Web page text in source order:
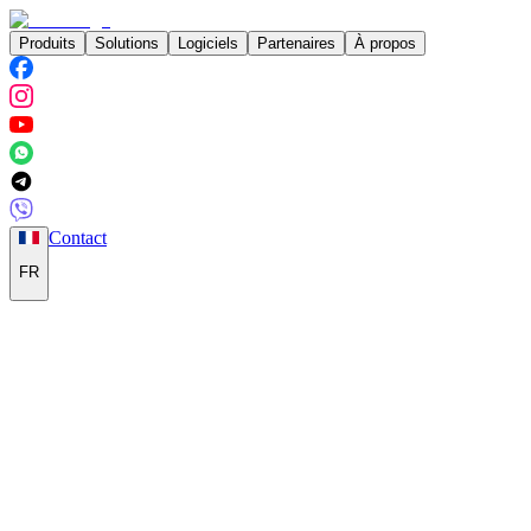
Produits Solutions Logiciels Partenaires À propos
FR
Contact